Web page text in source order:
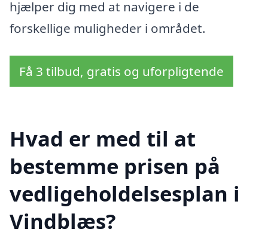
hjælper dig med at navigere i de
forskellige muligheder i området.
Få 3 tilbud, gratis og uforpligtende
Hvad er med til at
bestemme prisen på
vedligeholdelsesplan i
Vindblæs?